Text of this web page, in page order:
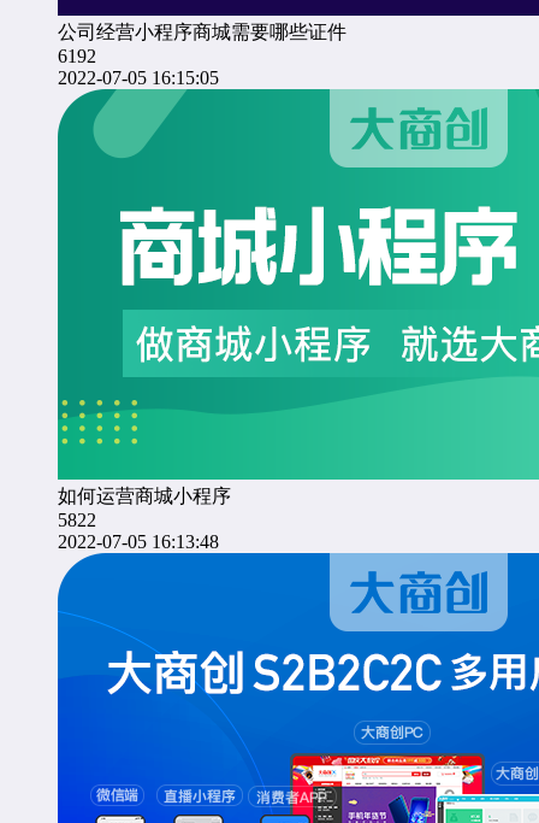
公司经营小程序商城需要哪些证件
6192
2022-07-05 16:15:05
如何运营商城小程序
5822
2022-07-05 16:13:48